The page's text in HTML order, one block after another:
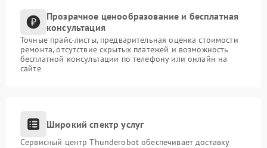
Прозрачное ценообразование и бесплатная
консультация
Точные прайс-листы, предварительная оценка стоимости
ремонта, отсутствие скрытых платежей и возможность
бесплатной консультации по телефону или онлайн на
сайте
Широкий спектр услуг
Сервисный центр Thunderobot обеспечивает доставку